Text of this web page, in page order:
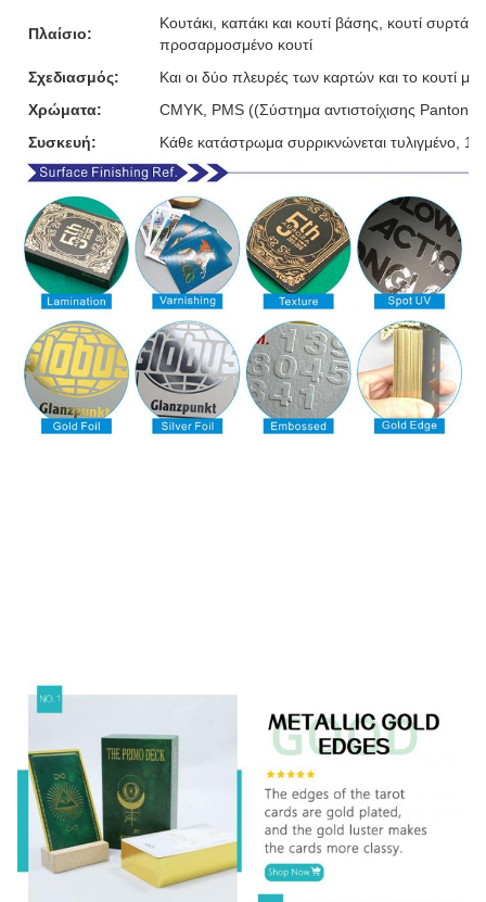
Πλαίσιο:
Κουτάκι, καπάκι και κουτί βάσης, κουτί
προσαρμοσμένο κουτί
Σχεδιασμός:
Και οι δύο πλευρές των καρτών και το κουτί
Χρώματα:
CMYK, PMS ((Σύστημα αντιστοίχισης Pantone)
Συσκευή:
Κάθε κατάστρωμα συρρικνώνεται τυλιγμένο,